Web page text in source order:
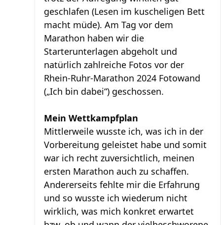
geschlafen (Lesen im kuscheligen Bett
macht müde). Am Tag vor dem
Marathon haben wir die
Starterunterlagen abgeholt und
natürlich zahlreiche Fotos vor der
Rhein-Ruhr-Marathon 2024 Fotowand
(„Ich bin dabei“) geschossen.
Mein Wettkampfplan
Mittlerweile wusste ich, was ich in der
Vorbereitung geleistet habe und somit
war ich recht zuversichtlich, meinen
ersten Marathon auch zu schaffen.
Andererseits fehlte mir die Erfahrung
und so wusste ich wiederum nicht
wirklich, was mich konkret erwartet